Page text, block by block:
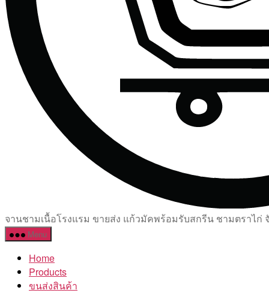
จานชามเนื้อโรงแรม ขายส่ง แก้วมัคพร้อมรับสกรีน ชามตราไก่
Menu
Home
Products
ขนส่งสินค้า